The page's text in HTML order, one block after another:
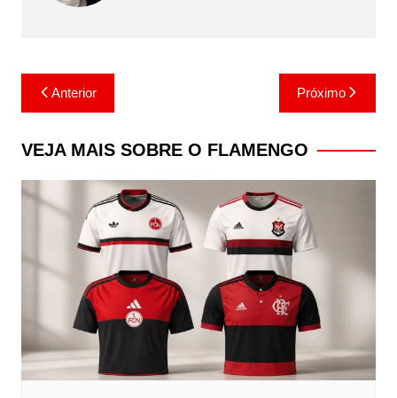
Navegação
de
Post
Anterior Próximo
VEJA MAIS SOBRE O FLAMENGO